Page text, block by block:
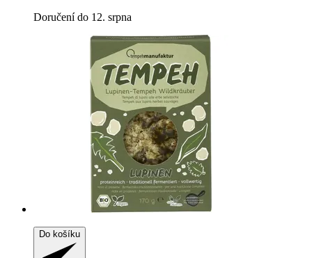
Doručení do 12. srpna
Do košíku